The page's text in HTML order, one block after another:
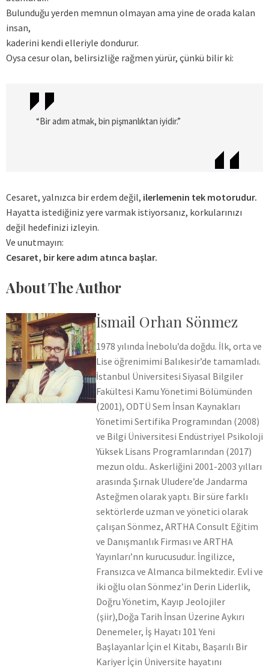
Bulunduğu yerden memnun olmayan ama yine de orada kalan
insan,
kaderini kendi elleriyle dondurur.
Oysa cesur olan, belirsizliğe rağmen yürür, çünkü bilir ki:
“Bir adım atmak, bin pişmanlıktan iyidir.”
Cesaret, yalnızca bir erdem değil, ilerlemenin tek motorudur.
Hayatta istediğiniz yere varmak istiyorsanız, korkularınızı
değil hedefinizi izleyin.
Ve unutmayın:
Cesaret, bir kere adım atınca başlar.
About The Author
İsmail Orhan Sönmez
1978 yılında İnebolu’da doğdu. İlk, orta ve
Lise öğrenimimi Balıkesir’de tamamladı.
İstanbul Üniversitesi Siyasal Bilgiler
Fakültesi Kamu Yönetimi Bölümünden
(2001), ODTÜ Sem İnsan Kaynakları
Yönetimi Sertifika Programından (2008)
ve Bilgi Üniversitesi Endüstriyel Psikoloji
Yüksek Lisans Programlarından (2017)
mezun oldu.. Askerliğini 2001-2003 yılları
arasında Şırnak Uludere’de Jandarma
Asteğmen olarak yaptı. Bir süre farklı
sektörlerde uzman ve yönetici olarak
çalışan Sönmez, ARTHA Consult Eğitim
ve Danışmanlık Firması ve ARTHA
Yayınları’nn kurucusudur. İngilizce,
Fransızca ve Almanca bilmektedir. Evli ve
iki oğlu olan Sönmez’in Derin Liderlik,
Doğru Yönetim, Kayıp Jeolojiler
(şiir),Doğa Tarih İnsan Üzerine Aykırı
Denemeler, İş Hayatı 101 Yeni
Başlayanlar İçin el Kitabı, Başarılı Bir
Kariyer İçin Üniversite hayatını